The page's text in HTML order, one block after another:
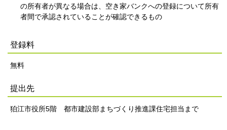
の所有者が異なる場合は、空き家バンクへの登録について所有
者間で承認されていることが確認できるもの
登録料
無料
提出先
狛江市役所5階 都市建設部まちづくり推進課住宅担当まで